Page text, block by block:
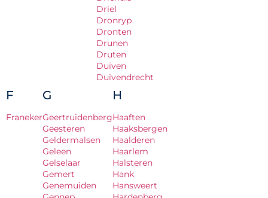
Driel
Dronryp
Dronten
Drunen
Druten
Duiven
Duivendrecht
F
Franeker
G
Geertruidenberg
Geesteren
Geldermalsen
Geleen
Gelselaar
Gemert
Genemuiden
H
Haaften
Haaksbergen
Haalderen
Haarlem
Halsteren
Hank
Hansweert